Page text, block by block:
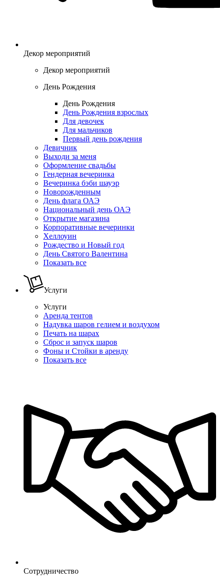
Декор мероприятий
Декор мероприятий
День Рождения
День Рождения
День Рождения взрослых
Для девочек
Для мальчиков
Первый день рождения
Девичник
Выходи за меня
Оформление свадьбы
Гендерная вечеринка
Вечеринка бэби шауэр
Новорожденным
День флага ОАЭ
Национальный день ОАЭ
Открытие магазина
Корпоративные вечеринки
Хеллоуин
Рождество и Новый год
День Святого Валентина
Показать все
Услуги
Услуги
Аренда тентов
Надувка шаров гелием и воздухом
Печать на шарах
Сброс и запуск шаров
Фоны и Стойки в аренду
Показать все
Сотрудничество